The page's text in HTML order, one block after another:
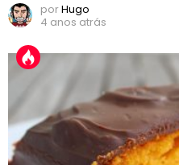
porHugo
4 anos atrás